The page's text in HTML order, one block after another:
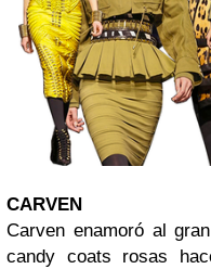
CARVEN
Carven enamoró al
candy coats rosas